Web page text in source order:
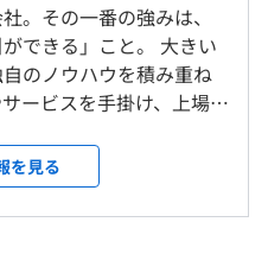
EPCUS』
epcus/
より徒歩4分
）「 王子駅前駅」より徒
なし
研修制度
修、QMS研修、テクニカ
研修）
せます〜
。その一番の強みは、
できる」こと。 大きい
のノウハウを積み重ね
ービスを手掛け、上場企
トフォン用組み込みソ
どの製品評価、企業の
ざまなご要望に高い技
を見る